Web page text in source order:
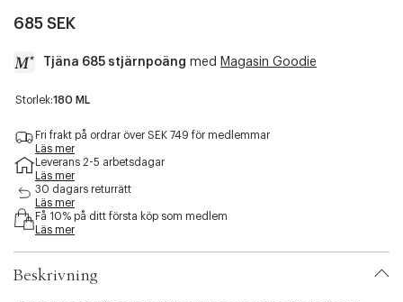
sida.
685 SEK
Tjäna 685 stjärnpoäng med Magasin Goodie
a
c
s
b
i
t
Storlek:180 ML
Fri frakt på ordrar över SEK 749 för medlemmar
Läs mer
Leverans 2-5 arbetsdagar
Läs mer
30 dagars returrätt
Läs mer
Få 10% på ditt första köp som medlem
Läs mer
Beskrivning